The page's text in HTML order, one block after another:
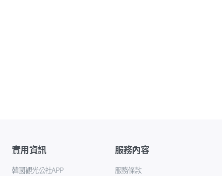
實用資訊
韓國觀光公社APP
服務內容
服務條款